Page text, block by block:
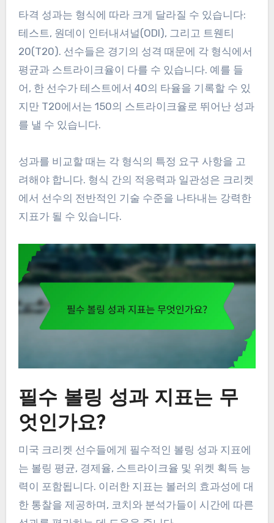
타격 성과는 형식에 따라 크게 달라질 수 있습니다:
테스트, 원데이 인터내셔널(ODI), 그리고 트웬티
20(T20). 선수들은 경기의 성격 때문에 각 형식에서
평균과 스트라이크율이 다를 수 있습니다. 예를 들
어, 한 선수가 테스트에서 40의 타율을 기록할 수 있
지만 T20에서는 150의 스트라이크율로 뛰어난 성과
를 낼 수 있습니다.
성과를 비교할 때는 각 형식의 특정 요구 사항을 고
려해야 합니다. 형식 간의 적응력과 일관성은 크리켓
에서 선수의 전반적인 기술 수준을 나타내는 강력한
지표가 될 수 있습니다.
필수 볼링 성과 지표는 무
엇인가요?
미국 크리켓 선수들에게 필수적인 볼링 성과 지표에
는 볼링 평균, 경제율, 스트라이크율 및 위켓 획득 능
력이 포함됩니다. 이러한 지표는 볼러의 효과성에 대
한 통찰을 제공하며, 코치와 분석가들이 시간에 따른